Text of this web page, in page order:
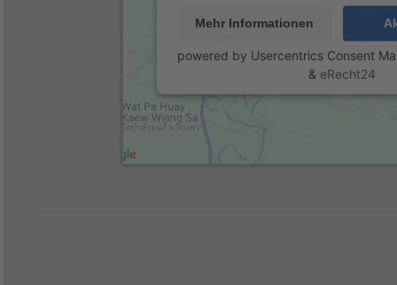
Mehr Informationen
powered by Usercentrics Consent
& eRecht24